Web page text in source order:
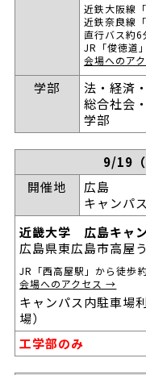
近鉄大阪線
近鉄奈良線
直行バス約6
JR「俊徳道
会場へのア
学部
法・経済
総合社会
学部
9/19
開催地
広島
キャンパス
近畿大学 広島キャ
広島県東広島市高屋
JR「西高屋駅」から徒歩
会場へのアクセス →
キャンパス内駐車場
場）
工学部のみ